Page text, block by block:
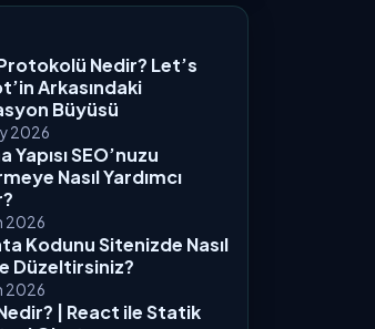
Nedir? Let’s
Arkasındaki
Büyüsü
2026
Yapısı SEO’nuzu
Nasıl Yardımcı
2026
Kodunu Sitenizde Nasıl
Düzeltirsiniz?
2026
| React ile Statik